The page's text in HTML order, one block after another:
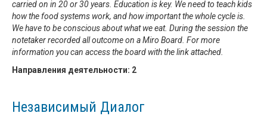
carried on in 20 or 30 years. Education is key. We need to teach kids
how the food systems work, and how important the whole cycle is.
We have to be conscious about what we eat. During the session the
notetaker recorded all outcome on a Miro Board. For more
information you can access the board with the link attached.
Направления деятельности: 2
Независимый Диалог